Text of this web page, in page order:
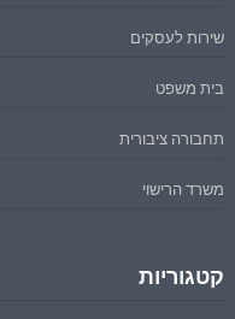
שירות לעסקים
בית משפט
תחבורה ציבורית
משרד הרישוי
קטגוריות